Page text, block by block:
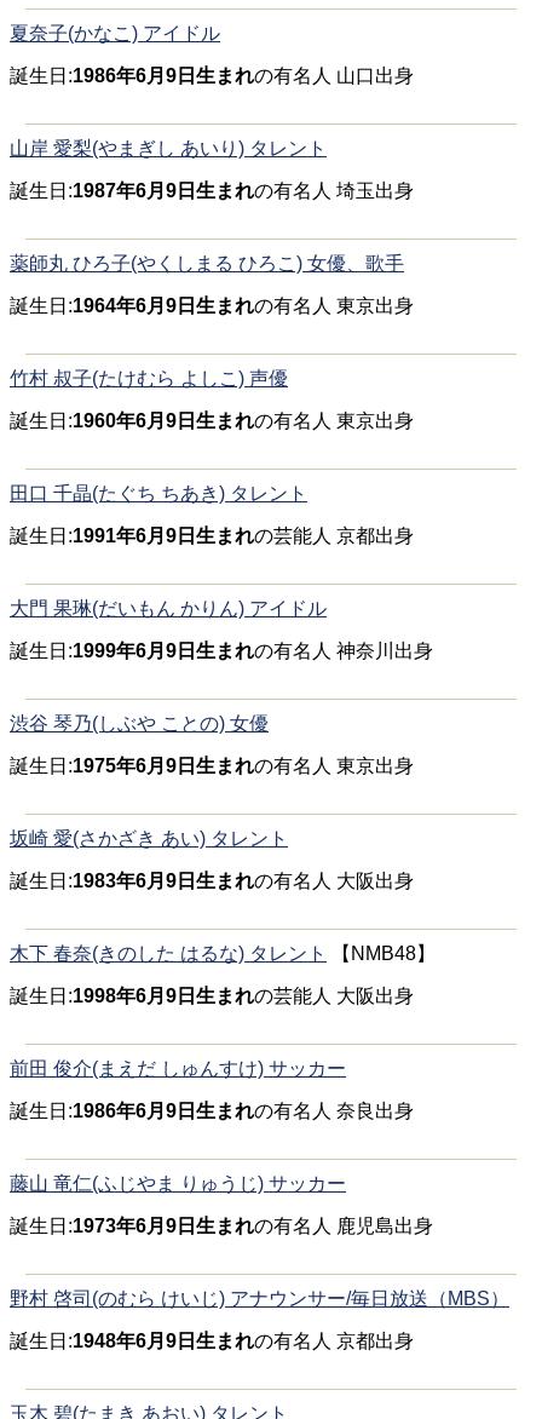
夏奈子(かなこ) アイドル
誕生日:1986年6月9日生まれの有名人 山口出身
山岸 愛梨(やまぎし あいり) タレント
誕生日:1987年6月9日生まれの有名人 埼玉出身
薬師丸 ひろ子(やくしまる ひろこ) 女優、歌手
誕生日:1964年6月9日生まれの有名人 東京出身
竹村 叔子(たけむら よしこ) 声優
誕生日:1960年6月9日生まれの有名人 東京出身
田口 千晶(たぐち ちあき) タレント
誕生日:1991年6月9日生まれの芸能人 京都出身
大門 果琳(だいもん かりん) アイドル
誕生日:1999年6月9日生まれの有名人 神奈川出身
渋谷 琴乃(しぶや ことの) 女優
誕生日:1975年6月9日生まれの有名人 東京出身
坂崎 愛(さかざき あい) タレント
誕生日:1983年6月9日生まれの有名人 大阪出身
木下 春奈(きのした はるな) タレント 【NMB48】
誕生日:1998年6月9日生まれの芸能人 大阪出身
前田 俊介(まえだ しゅんすけ) サッカー
誕生日:1986年6月9日生まれの有名人 奈良出身
藤山 竜仁(ふじやま りゅうじ) サッカー
誕生日:1973年6月9日生まれの有名人 鹿児島出身
野村 啓司(のむら けいじ) アナウンサー/毎日放送（MBS）
誕生日:1948年6月9日生まれの有名人 京都出身
玉木 碧(たまき あおい) タレント